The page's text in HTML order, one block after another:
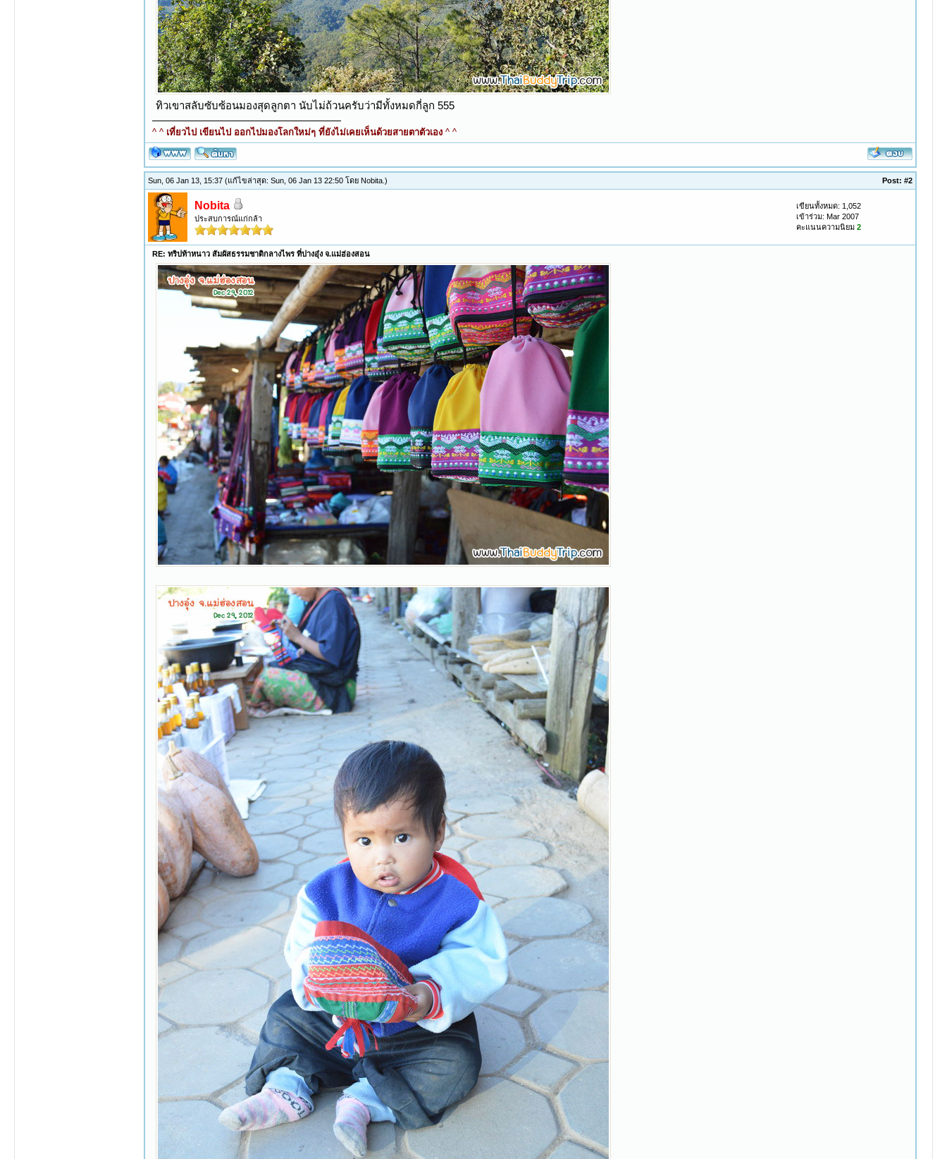
ทิวเขาสลับซับซ้อนมองสุดลูกตา นับไม่ถ้วนครับว่ามีทั้งหมดกี่ลูก 555
^ ^ เที่ยวไป เขียนไป ออกไปมองโลกใหม่ๆ ที่ยังไม่เคยเห็นด้วยสายตาตัวเอง ^ ^
Sun, 06 Jan 13, 15:37(แก้ไขล่าสุด: Sun, 06 Jan 13 22:50 โดยNobita .) Post:#2
Nobita
ประสบการณ์แก่กล้า
เขียนทั้งหมด: 1,052
เข้าร่วม: Mar 2007
คะแนนความนิยม2
RE: ทริปท้าหนาว สัมผัสธรรมชาติกลางไพร ที่ปางอุ๋ง จ.แม่ฮ่องสอน